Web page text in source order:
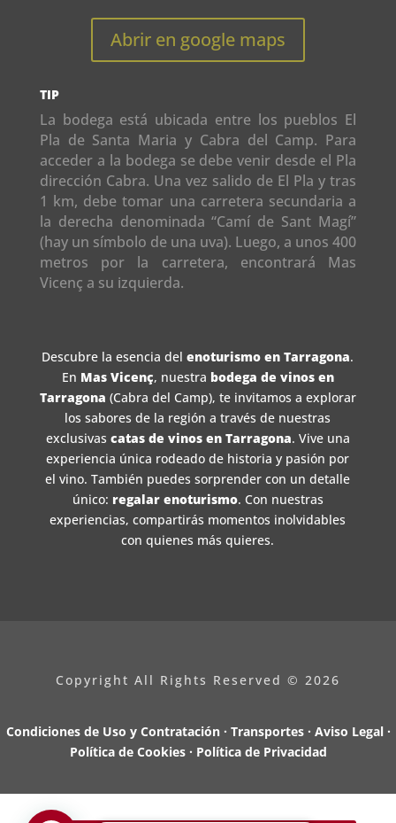
Abrir en google maps
TIP
La bodega está ubicada entre los pueblos El
Pla de Santa Maria y Cabra del Camp. Para
acceder a la bodega se debe venir desde el Pla
dirección Cabra. Una vez salido de El Pla y tras
1 km, debe tomar una carretera secundaria a
la derecha denominada “Camí de Sant Magí”
(hay un símbolo de una uva). Luego, a unos 400
metros por la carretera, encontrará Mas
Vicenç a su izquierda.
Descubre la esencia delenoturismo en Tarragona.
En Mas Vicenç, nuestra bodega de vinos en
Tarragona (Cabra del Camp), te invitamos a explorar
los sabores de la región a través de nuestras
exclusivas catas de vinos en Tarragona. Vive una
experiencia única rodeado de historia y pasión por
el vino. También puedes sorprender con un detalle
único: regalar enoturismo. Con nuestras
experiencias, compartirás momentos inolvidables
con quienes más quieres.
Copyright All Rights Reserved © 2026
Condiciones de Uso y Contratación · Transportes · Aviso Legal ·
Política de Cookies · Política de Privacidad